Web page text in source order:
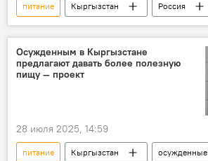
питание Кыргызстан
Россия
школы
детский сад
дети
качество
фото
Осужденным в Кыргызстане
предлагают давать более полезную
пищу — проект
28 июля 2025, 14:59
питание Кыргызстан
осужденные